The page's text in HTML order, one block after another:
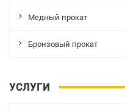
Медный прокат
Бронзовый прокат
УСЛУГИ